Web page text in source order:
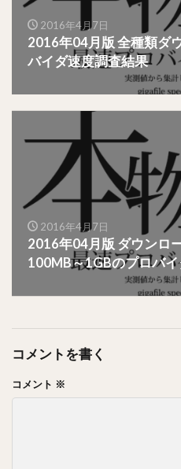
2016年4月7日
2016年04月版 全種類ダ
バイダ速度調査結果
2016年4月7日
2016年04月版 ダウンロ
100MB～1GBのプロバ
コメントを書く
コメント ※